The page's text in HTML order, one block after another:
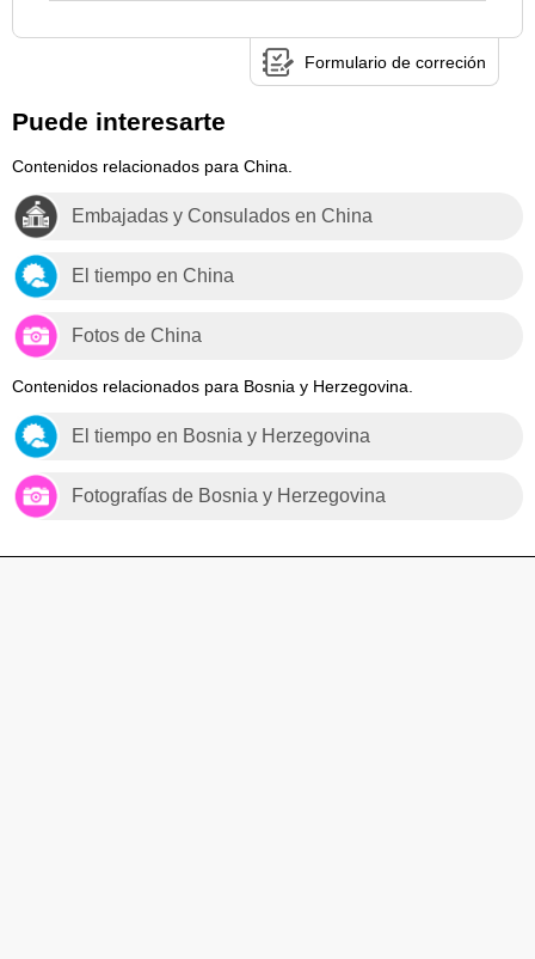
Formulario de correción
Puede interesarte
Contenidos relacionados para China.
Embajadas y Consulados en China
El tiempo en China
Fotos de China
Contenidos relacionados para Bosnia y Herzegovina.
El tiempo en Bosnia y Herzegovina
Fotografías de Bosnia y Herzegovina